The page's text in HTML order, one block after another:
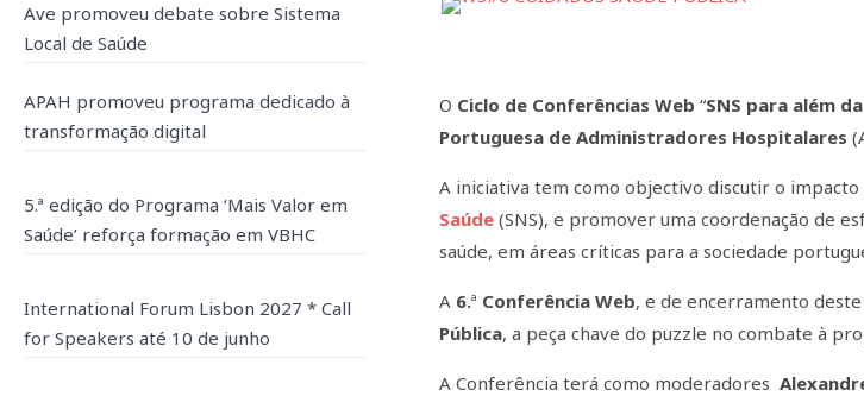
O Ciclo de Conferências Web “SNS para além
Portuguesa de Administradores Hospitalares
A iniciativa tem como objectivo discutir o
Saúde (SNS), e promover uma coordenação de
saúde, em áreas críticas para a sociedade
A 6.ª Conferência Web, e de encerramento
Pública, a peça chave do puzzle no combate à
A Conferência terá como moderadores
Ave promoveu debate sobre Sistema
Local de Saúde
APAH promoveu programa dedicado à
transformação digital
5.ª edição do Programa ‘Mais Valor em
Saúde’ reforça formação em VBHC
International Forum Lisbon 2027 * Call
for Speakers até 10 de junho